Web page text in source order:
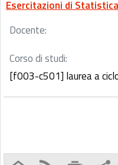
Esercitazioni di Statistica
Docente:
Corso di studi:
[f003-c501] laurea a